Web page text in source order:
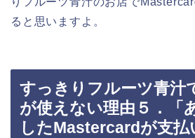
ると思いますよ。
すっきりフルーツ青汁
が使えない理由５．「
したMastercardが支払